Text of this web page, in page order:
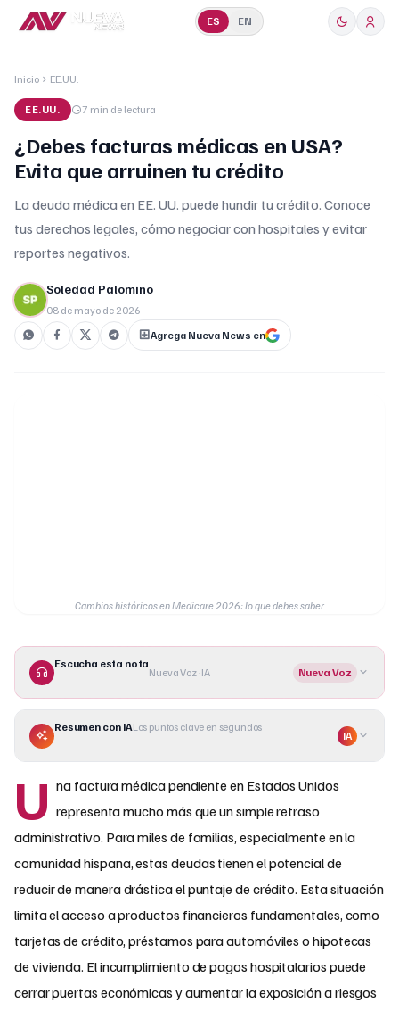
ES EN
Inicio EE.UU.
EE.UU. 7 min de lectura
¿Debes facturas médicas en USA?
Evita que arruinen tu crédito
La deuda médica en EE. UU. puede hundir tu crédito. Conoce
tus derechos legales, cómo negociar con hospitales y evitar
reportes negativos.
Soledad Palomino
08 de mayo de 2026
Agrega Nueva News en
Cambios históricos en Medicare 2026: lo que debes saber
Escucha esta nota
Nueva Voz · IA Nueva Voz
Resumen con IALos puntos clave en segundos
IA
U na factura médica pendiente en Estados Unidos
representa mucho más que un simple retraso
administrativo. Para miles de familias, especialmente en la
comunidad hispana, estas deudas tienen el potencial de
reducir de manera drástica el puntaje de crédito. Esta situación
limita el acceso a productos financieros fundamentales, como
tarjetas de crédito, préstamos para automóviles o hipotecas
de vivienda. El incumplimiento de pagos hospitalarios puede
cerrar puertas económicas y aumentar la exposición a riesgos